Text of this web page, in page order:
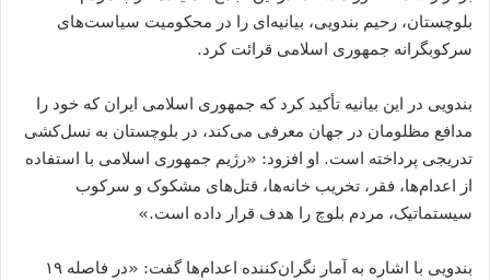
بلوچستان، رحیم بندویی، بیانیه‌ای را در محکومیت سیاست‌های
سرکوبگرانه جمهوری اسلامی قرائت کرد.
بندویی در این بیانیه تأکید کرد که جمهوری اسلامی ایران که خود را
مدافع مظلومان در جهان معرفی می‌کند، در بلوچستان به نسل‌کشی
تدریجی پرداخته است. او افزود: «رژیم جمهوری اسلامی با استفاده
از اعدام‌ها، فقر، تخریب خانه‌ها، قتل‌های مشکوک و سرکوب
سیستماتیک، مردم بلوچ را هدف قرار داده است.»
بندویی با اشاره به آمار نگران‌کننده اعدام‌ها گفت: «در فاصله ۱۹